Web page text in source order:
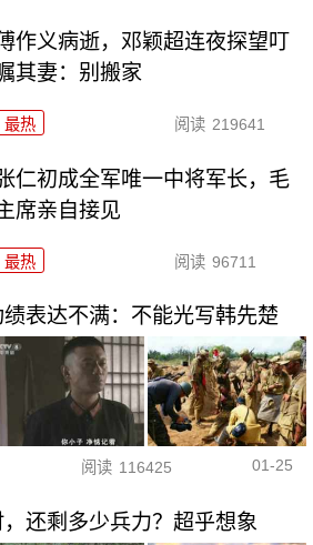
作义病逝，邓颖超连夜探望叮
其妻：别搬家
最热 阅读 219641
仁初成全军唯一中将军长，毛
席亲自接见
最热 阅读 96711
表达不满：不能光写韩先楚
阅读 116425 01-25
还剩多少兵力？超乎想象